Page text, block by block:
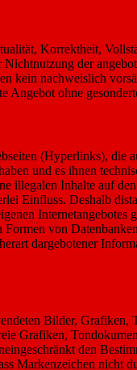
Korrektheit,
der
kein nachweislich
Angebot ohne
(Hyperlinks),
und es ihnen
illegalen Inhalte auf
Einfluss. Deshalb
von
dargebotener
Bilder,
Grafiken,
den
Markenzeichen